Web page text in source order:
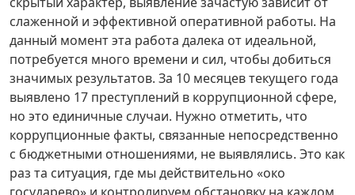
слаженной и эффективной оперативной работы. На
данный момент эта работа далека от идеальной,
потребуется много времени и сил, чтобы добиться
значимых результатов. За 10 месяцев текущего года
выявлено 17 преступлений в коррупционной сфере,
но это единичные случаи. Нужно отметить, что
коррупционные факты, связанные непосредственно
с бюджетными отношениями, не выявлялись. Это как
раз та ситуация, где мы действительно «око
государево» и контролируем обстановку на каждом